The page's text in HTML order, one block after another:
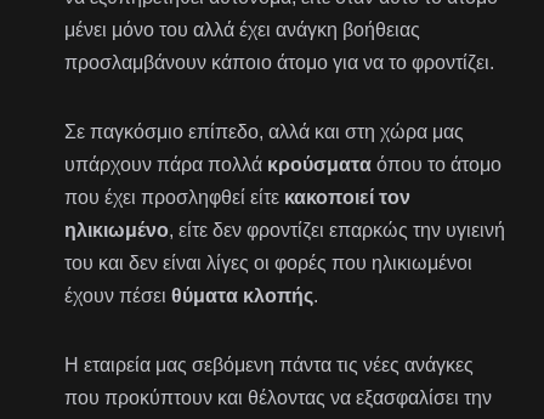
μένει μόνο του αλλά έχει ανάγκη βοήθειας
προσλαμβάνουν κάποιο άτομο για να το φροντίζει.
Σε παγκόσμιο επίπεδο, αλλά και στη χώρα μας
υπάρχουν πάρα πολλά κρούσματα όπου το άτομο
που έχει προσληφθεί είτε κακοποιεί τον
ηλικιωμένο, είτε δεν φροντίζει επαρκώς την υγιεινή
του και δεν είναι λίγες οι φορές που ηλικιωμένοι
έχουν πέσειθύματα κλοπής.
Η εταιρεία μας σεβόμενη πάντα τις νέες ανάγκες
που προκύπτουν και θέλοντας να εξασφαλίσει την